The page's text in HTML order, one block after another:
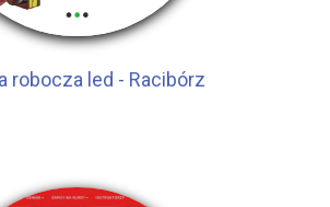
robocza led - Racibórz